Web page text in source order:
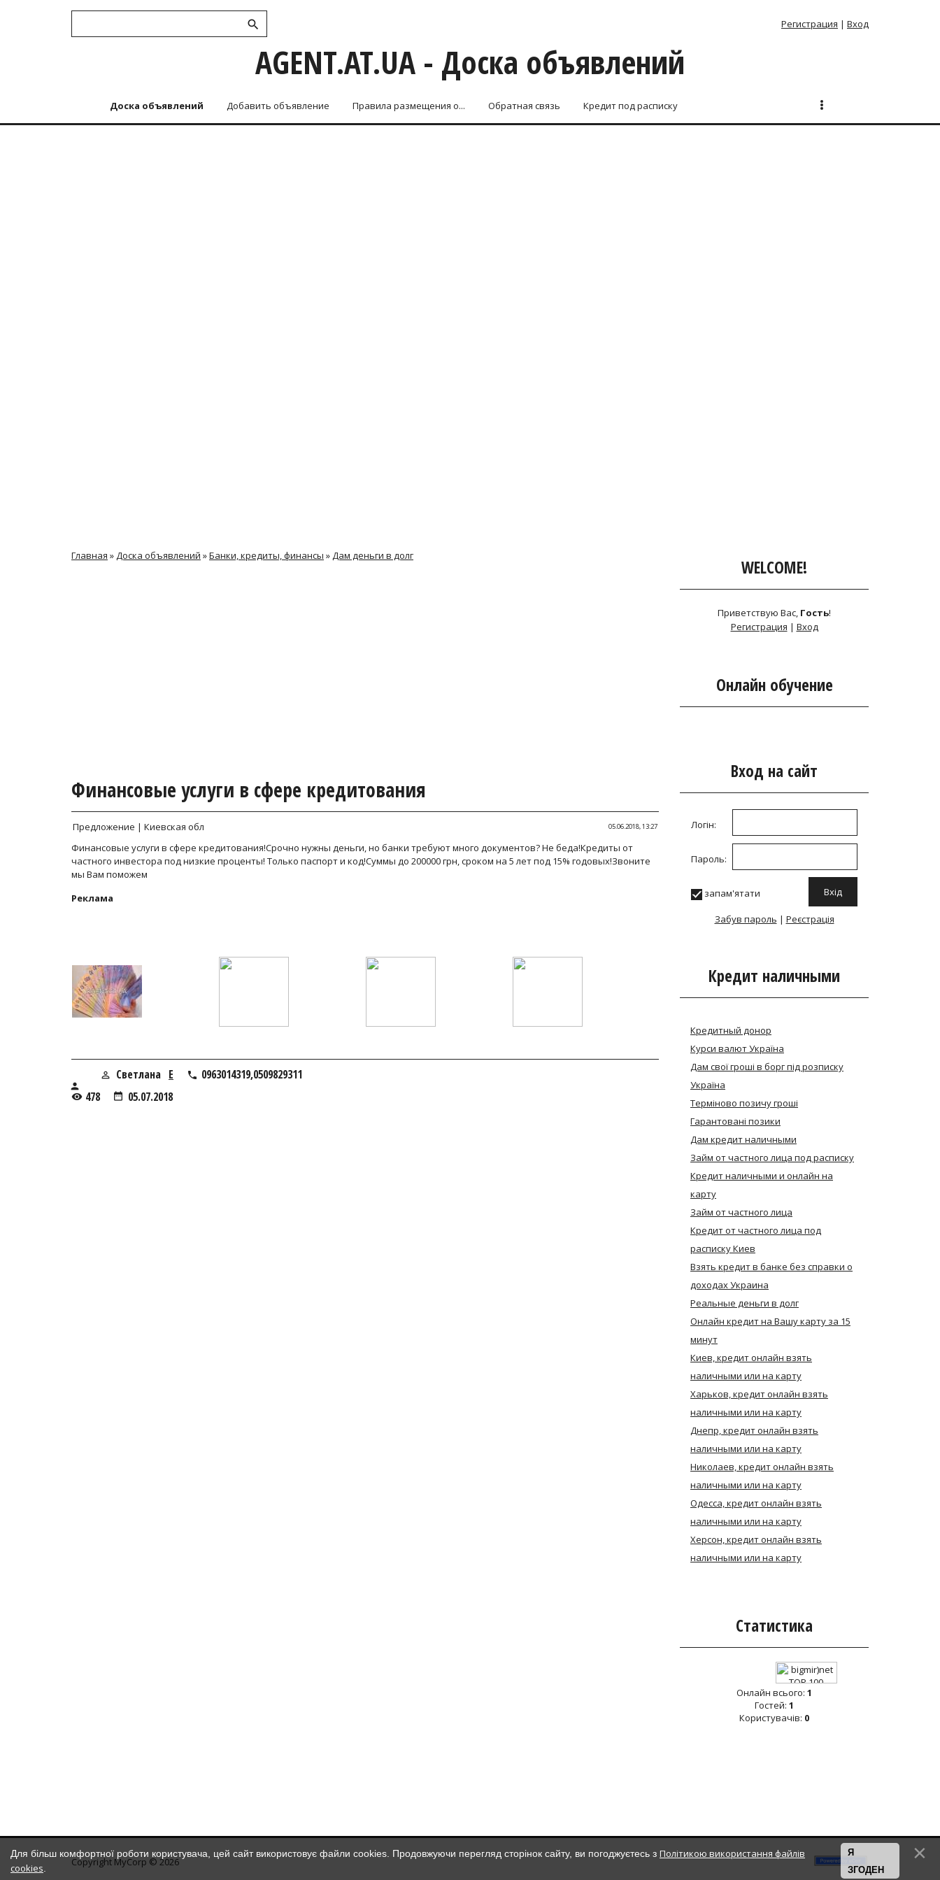
Регистрация | Вход
AGENT.AT.UA - Доска объявлений
Доска объявлений Добавить объявление Правила размещения о... Обратная связь Кредит под расписку
Главная »Доска объявлений »Банки, кредиты, финансы »Дам деньги в долг
Финансовые услуги в сфере кредитования
Предложение | Киевская обл 05.06.2018, 13:27
Финансовые услуги в сфере кредитования!Срочно нужны деньги, но банки требуют много документов? Не беда!Кредиты от
частного инвестора под низкие проценты! Только паспорт и код!Суммы до 200000 грн, сроком на 5 лет под 15% годовых!Звоните
мы Вам поможем
Реклама
Светлана E
0963014319,0509829311
478
05.07.2018
WELCOME!
Приветствую Вас, Гость!
Регистрация | Вход
Онлайн обучение
Вход на сайт
Логін:
Пароль:
запам'ятати
Забув пароль | Реєстрація
Кредит наличными
Кредитный донор
Курси валют Україна
Дам свої гроші в борг під розписку
Україна
Термiново позичу грошi
Гарантовані позики
Дам кредит наличными
Займ от частного лица под расписку
Кредит наличными и онлайн на
карту
Займ от частного лица
Кредит от частного лица под
расписку Киев
Взять кредит в банке без справки о
доходах Украина
Реальные деньги в долг
Онлайн кредит на Вашу карту за 15
минут
Киев, кредит онлайн взять
наличными или на карту
Харьков, кредит онлайн взять
наличными или на карту
Днепр, кредит онлайн взять
наличными или на карту
Николаев, кредит онлайн взять
наличными или на карту
Одесса, кредит онлайн взять
наличными или на карту
Херсон, кредит онлайн взять
наличными или на карту
Статистика
Онлайн всього: 1
Гостей: 1
Користувачів: 0
Copyright MyCorp © 2026
Для більш комфортної роботи користувача, цей сайт використовує файли cookies. Продовжуючи перегляд сторінок сайту, ви погоджуєтесь з Політикою використання файлів
cookies
Я
ЗГОДЕН